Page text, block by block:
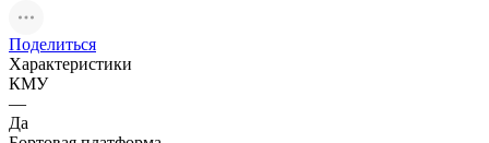
Поделиться
Характеристики
КМУ
—
Да